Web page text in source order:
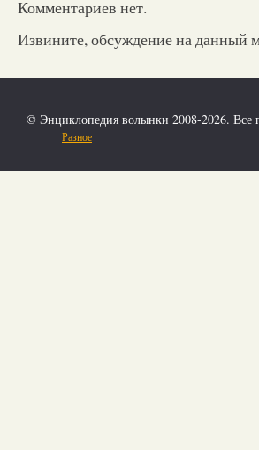
Комментариев нет.
Извините, обсуждение на данный
© Энциклопедия волынки 2008-2026. Все
Разное